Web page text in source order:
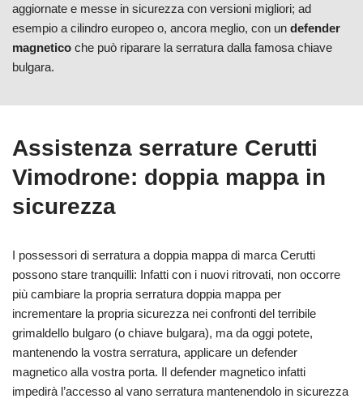
aggiornate e messe in sicurezza con versioni migliori; ad
esempio a cilindro europeo o, ancora meglio, con un defender
magnetico che può riparare la serratura dalla famosa chiave
bulgara.
Assistenza serrature Cerutti
Vimodrone: doppia mappa in
sicurezza
I possessori di serratura a doppia mappa di marca Cerutti
possono stare tranquilli: Infatti con i nuovi ritrovati, non occorre
più cambiare la propria serratura doppia mappa per
incrementare la propria sicurezza nei confronti del terribile
grimaldello bulgaro (o chiave bulgara), ma da oggi potete,
mantenendo la vostra serratura, applicare un defender
magnetico alla vostra porta. Il defender magnetico infatti
impedirà l’accesso al vano serratura mantenendolo in sicurezza